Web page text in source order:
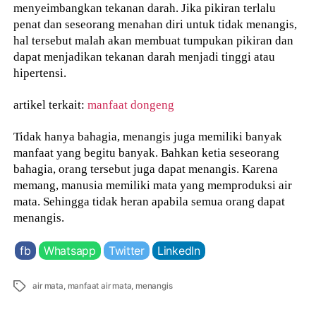
menyeimbangkan tekanan darah. Jika pikiran terlalu
penat dan seseorang menahan diri untuk tidak menangis,
hal tersebut malah akan membuat tumpukan pikiran dan
dapat menjadikan tekanan darah menjadi tinggi atau
hipertensi.
artikel terkait:manfaat dongeng
Tidak hanya bahagia, menangis juga memiliki banyak
manfaat yang begitu banyak. Bahkan ketia seseorang
bahagia, orang tersebut juga dapat menangis. Karena
memang, manusia memiliki mata yang memproduksi air
mata. Sehingga tidak heran apabila semua orang dapat
menangis.
fb Whatsapp Twitter LinkedIn
Tags air mata, manfaat air mata, menangis